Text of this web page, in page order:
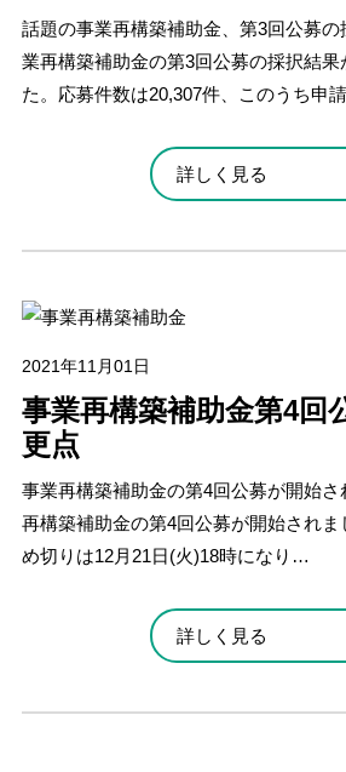
話題の事業再構築補助金、第3回公募
業再構築補助金の第3回公募の採択結果
た。応募件数は20,307件、このうち申
詳しく見る
2021年11月01日
事業再構築補助金第4回
更点
事業再構築補助金の第4回公募が開始
再構築補助金の第4回公募が開始され
め切りは12月21日(火)18時になり…
詳しく見る